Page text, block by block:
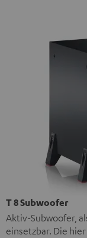
T 8 Subwoofer
Aktiv-Subwoofer,
einsetzbar. Die